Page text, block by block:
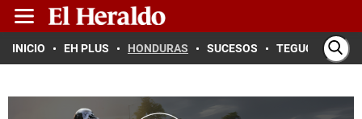
INICIO EH PLUS HONDURAS SUCESOS TEGUCIGALPA